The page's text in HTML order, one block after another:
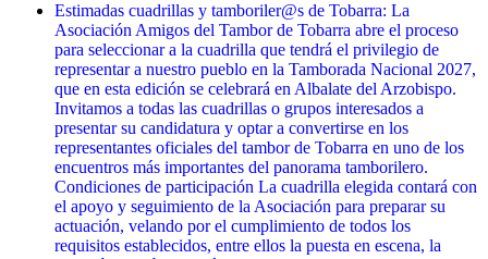
Estimadas cuadrillas y tamboriler@s de Tobarra: La
Asociación Amigos del Tambor de Tobarra abre el proceso
para seleccionar a la cuadrilla que tendrá el privilegio de
representar a nuestro pueblo en la Tamborada Nacional 2027,
que en esta edición se celebrará en Albalate del Arzobispo.
Invitamos a todas las cuadrillas o grupos interesados a
presentar su candidatura y optar a convertirse en los
representantes oficiales del tambor de Tobarra en uno de los
encuentros más importantes del panorama tamborilero.
Condiciones de participación La cuadrilla elegida contará con
el apoyo y seguimiento de la Asociación para preparar su
actuación, velando por el cumplimiento de todos los
requisitos establecidos, entre ellos la puesta en escena, la